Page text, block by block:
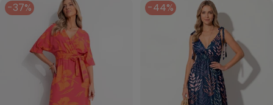
-37% -44%